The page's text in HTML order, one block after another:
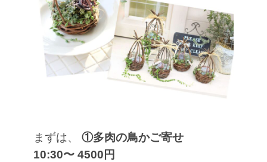
まずは、 ①多肉の鳥かご寄せ
10:30〜 4500円